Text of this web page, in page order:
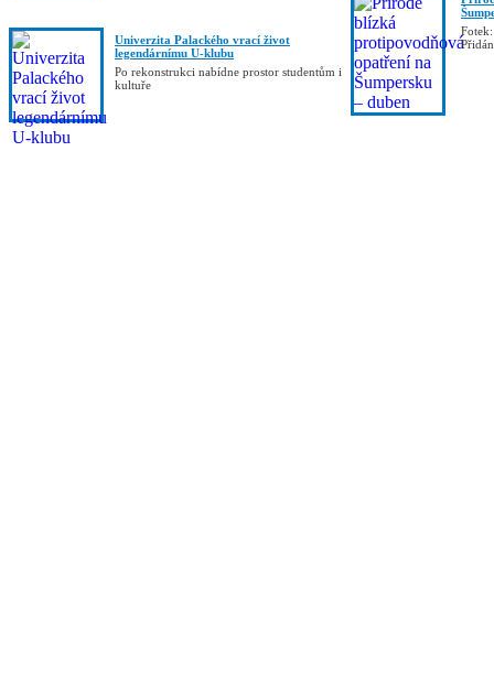
Univerzita Palackého vrací život
legendárnímu U-klubu
Po rekonstrukci nabídne prostor studentům i
kultuře